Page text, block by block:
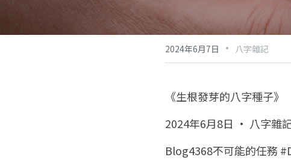
2024年6月7日 · 八字雜記
《生根發芽的八字種子》
2024年6月8日 · 八字雜
Blog4368不可能的任務